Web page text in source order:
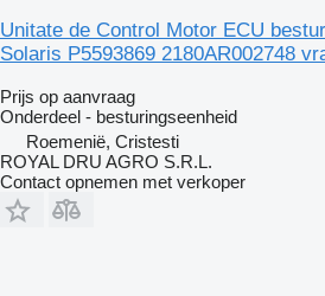
Unitate de Control Motor ECU
Solaris P5593869 2180AR002748
Prijs op aanvraag
Onderdeel - besturingseenheid
Roemenië, Cristesti
ROYAL DRU AGRO S.R.L.
Contact opnemen met verkoper